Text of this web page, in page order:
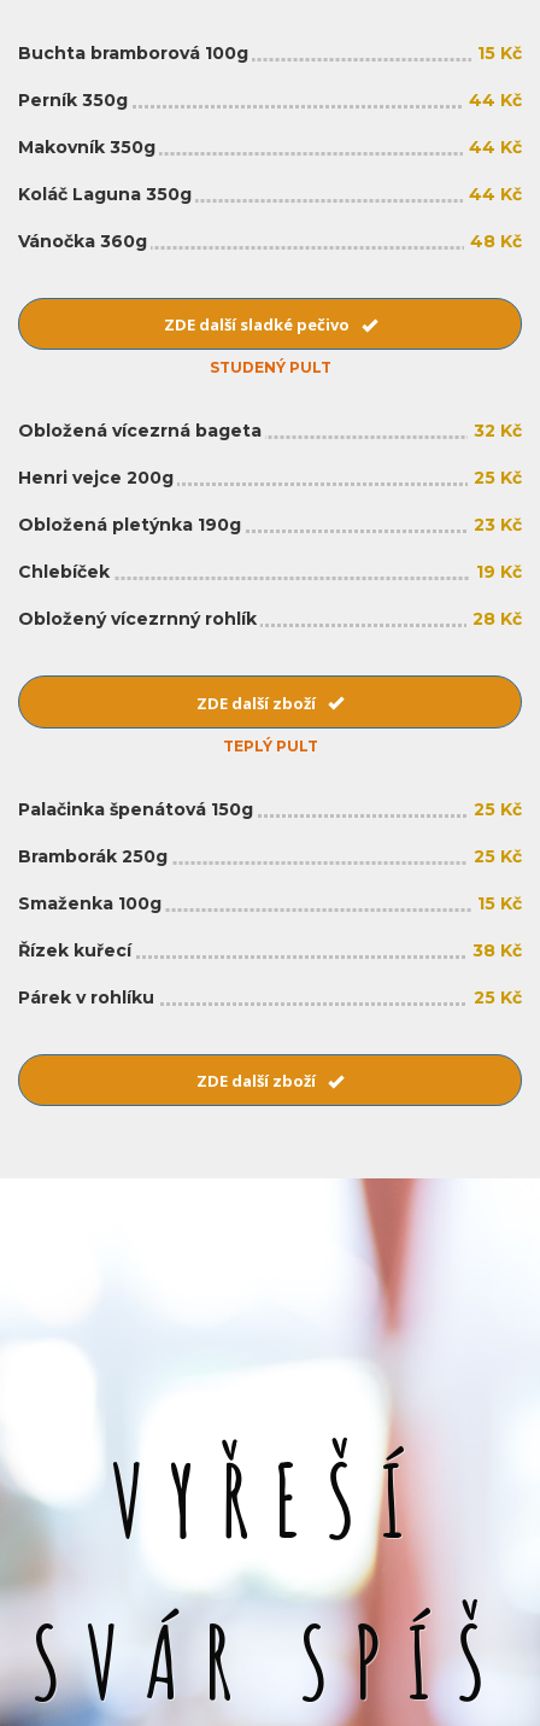
Buchta bramborová 100g 15 Kč
Perník 350g 44 Kč
Makovník 350g 44 Kč
Koláč Laguna 350g 44 Kč
Vánočka 360g 48 Kč
ZDE další sladké pečivo
STUDENÝ PULT
Obložená vícezrná bageta 32 Kč
Henri vejce 200g 25 Kč
Obložená pletýnka 190g 23 Kč
Chlebíček 19 Kč
Obložený vícezrnný rohlík 28 Kč
ZDE další zboží
TEPLÝ PULT
Palačinka špenátová 150g 25 Kč
Bramborák 250g 25 Kč
Smaženka 100g 15 Kč
Řízek kuřecí 38 Kč
Párek v rohlíku 25 Kč
ZDE další zboží
VYŘEŠÍ
SVÁR SPÍŠ